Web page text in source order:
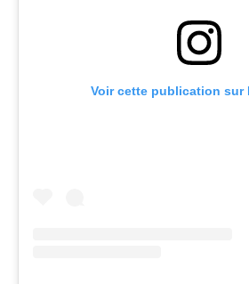
Voir cette publication sur